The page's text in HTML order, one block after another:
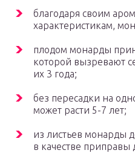
благодаря своим
характеристикам,
плодом монарды
которой вызревают
их 3 года;
без пересадки на
может расти 5-7 лет;
из листьев монарды
в качестве приправы